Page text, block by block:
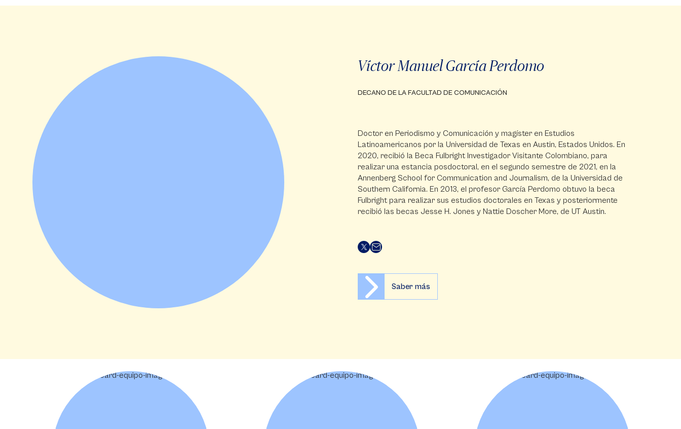
Víctor Manuel García Perdomo
DECANO DE LA FACULTAD DE COMUNICACIÓN
Doctor en Periodismo y Comunicación y magíster en Estudios
Latinoamericanos por la Universidad de Texas en Austin, Estados Unidos. En
2020, recibió la Beca Fulbright Investigador Visitante Colombiano, para
realizar una estancia posdoctoral, en el segundo semestre de 2021, en la
Annenberg School for Communication and Journalism, de la Universidad de
Southern California. En 2013, el profesor García Perdomo obtuvo la beca
Fulbright para realizar sus estudios doctorales en Texas y posteriormente
recibió las becas Jesse H. Jones y Nattie Doscher More, de UT Austin.
Saber más